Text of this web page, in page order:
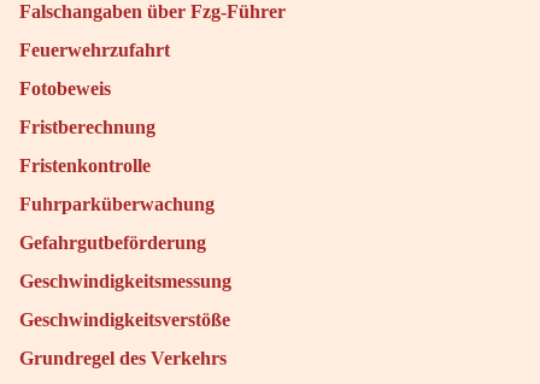
Falschangaben über Fzg-Führer
Feuerwehrzufahrt
Fotobeweis
Fristberechnung
Fristenkontrolle
Fuhrparküberwachung
Gefahrgutbeförderung
Geschwindigkeitsmessung
Geschwindigkeitsverstöße
Grundregel des Verkehrs